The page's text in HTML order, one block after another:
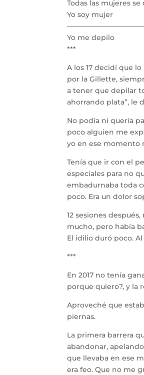
Todas las mujeres se
Yo soy mujer
Yo me depilo
***
A los 17 decidí que
por la Gillette,
a tener que depilar
ahorrando plata”, le
No podía ni quería
poco alguien me
yo en ese momento
Tenía que ir con el
especiales para no
embadurnaba toda
poco. Era un dolor
12 sesiones
mucho, pero había
El idilio duró poco.
***
En 2017 no tenía
porque quiero?, y la
Aproveché que
piernas.
La primera barrera
abandonar,
que llevaba en ese
era feo. Que no me